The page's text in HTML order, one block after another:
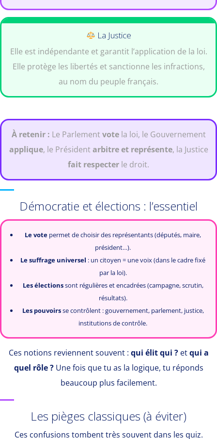
La Justice
Elle est indépendante et garantit l’application de la loi.
Elle protège les libertés et sanctionne les infractions,
au nom du peuple français.
À retenir : Le Parlementvotela loi, le Gouvernement
applique, le Présidentarbitre et représente, la Justice
fait respecter le droit.
Démocratie et élections : l’essentiel
Le vote permet de choisir des représentants (députés, maire,
président…).
Le suffrage universel : un citoyen = une voix (dans le cadre fixé
par la loi).
Les électionssont régulières et encadrées (campagne, scrutin,
résultats).
Les pouvoirsse contrôlent : gouvernement, parlement, justice,
institutions de contrôle.
Ces notions reviennent souvent : qui élit qui ?etqui a
quel rôle ?Une fois que tu as la logique, tu réponds
beaucoup plus facilement.
Les pièges classiques (à éviter)
Ces confusions tombent très souvent dans les quiz.